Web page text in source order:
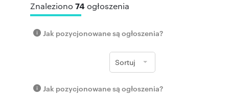
Znaleziono 74ogłoszenia
Jak pozycjonowane są ogłoszenia?
Sortuj
Jak pozycjonowane są ogłoszenia?